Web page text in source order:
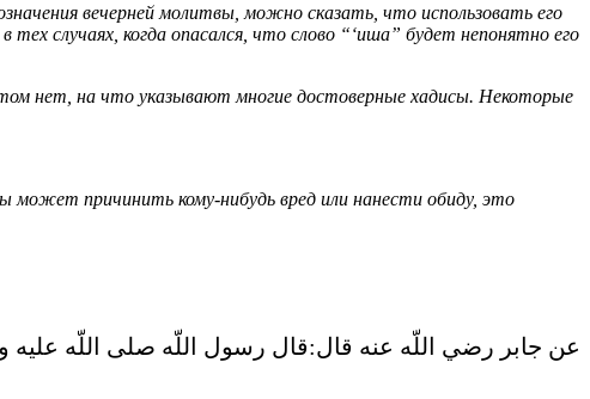
вечерней молитвы, можно сказать, что использовать его
случаях, когда опасался, что слово “‘иша” будет непонятно его
нет, на что указывают многие достоверные хадисы. Некоторые
причинить кому-нибудь вред или нанести обиду, это
عن جابر رضي اللّه عنه قال‏:‏قال رسول اللّه صلى اللّه عليه